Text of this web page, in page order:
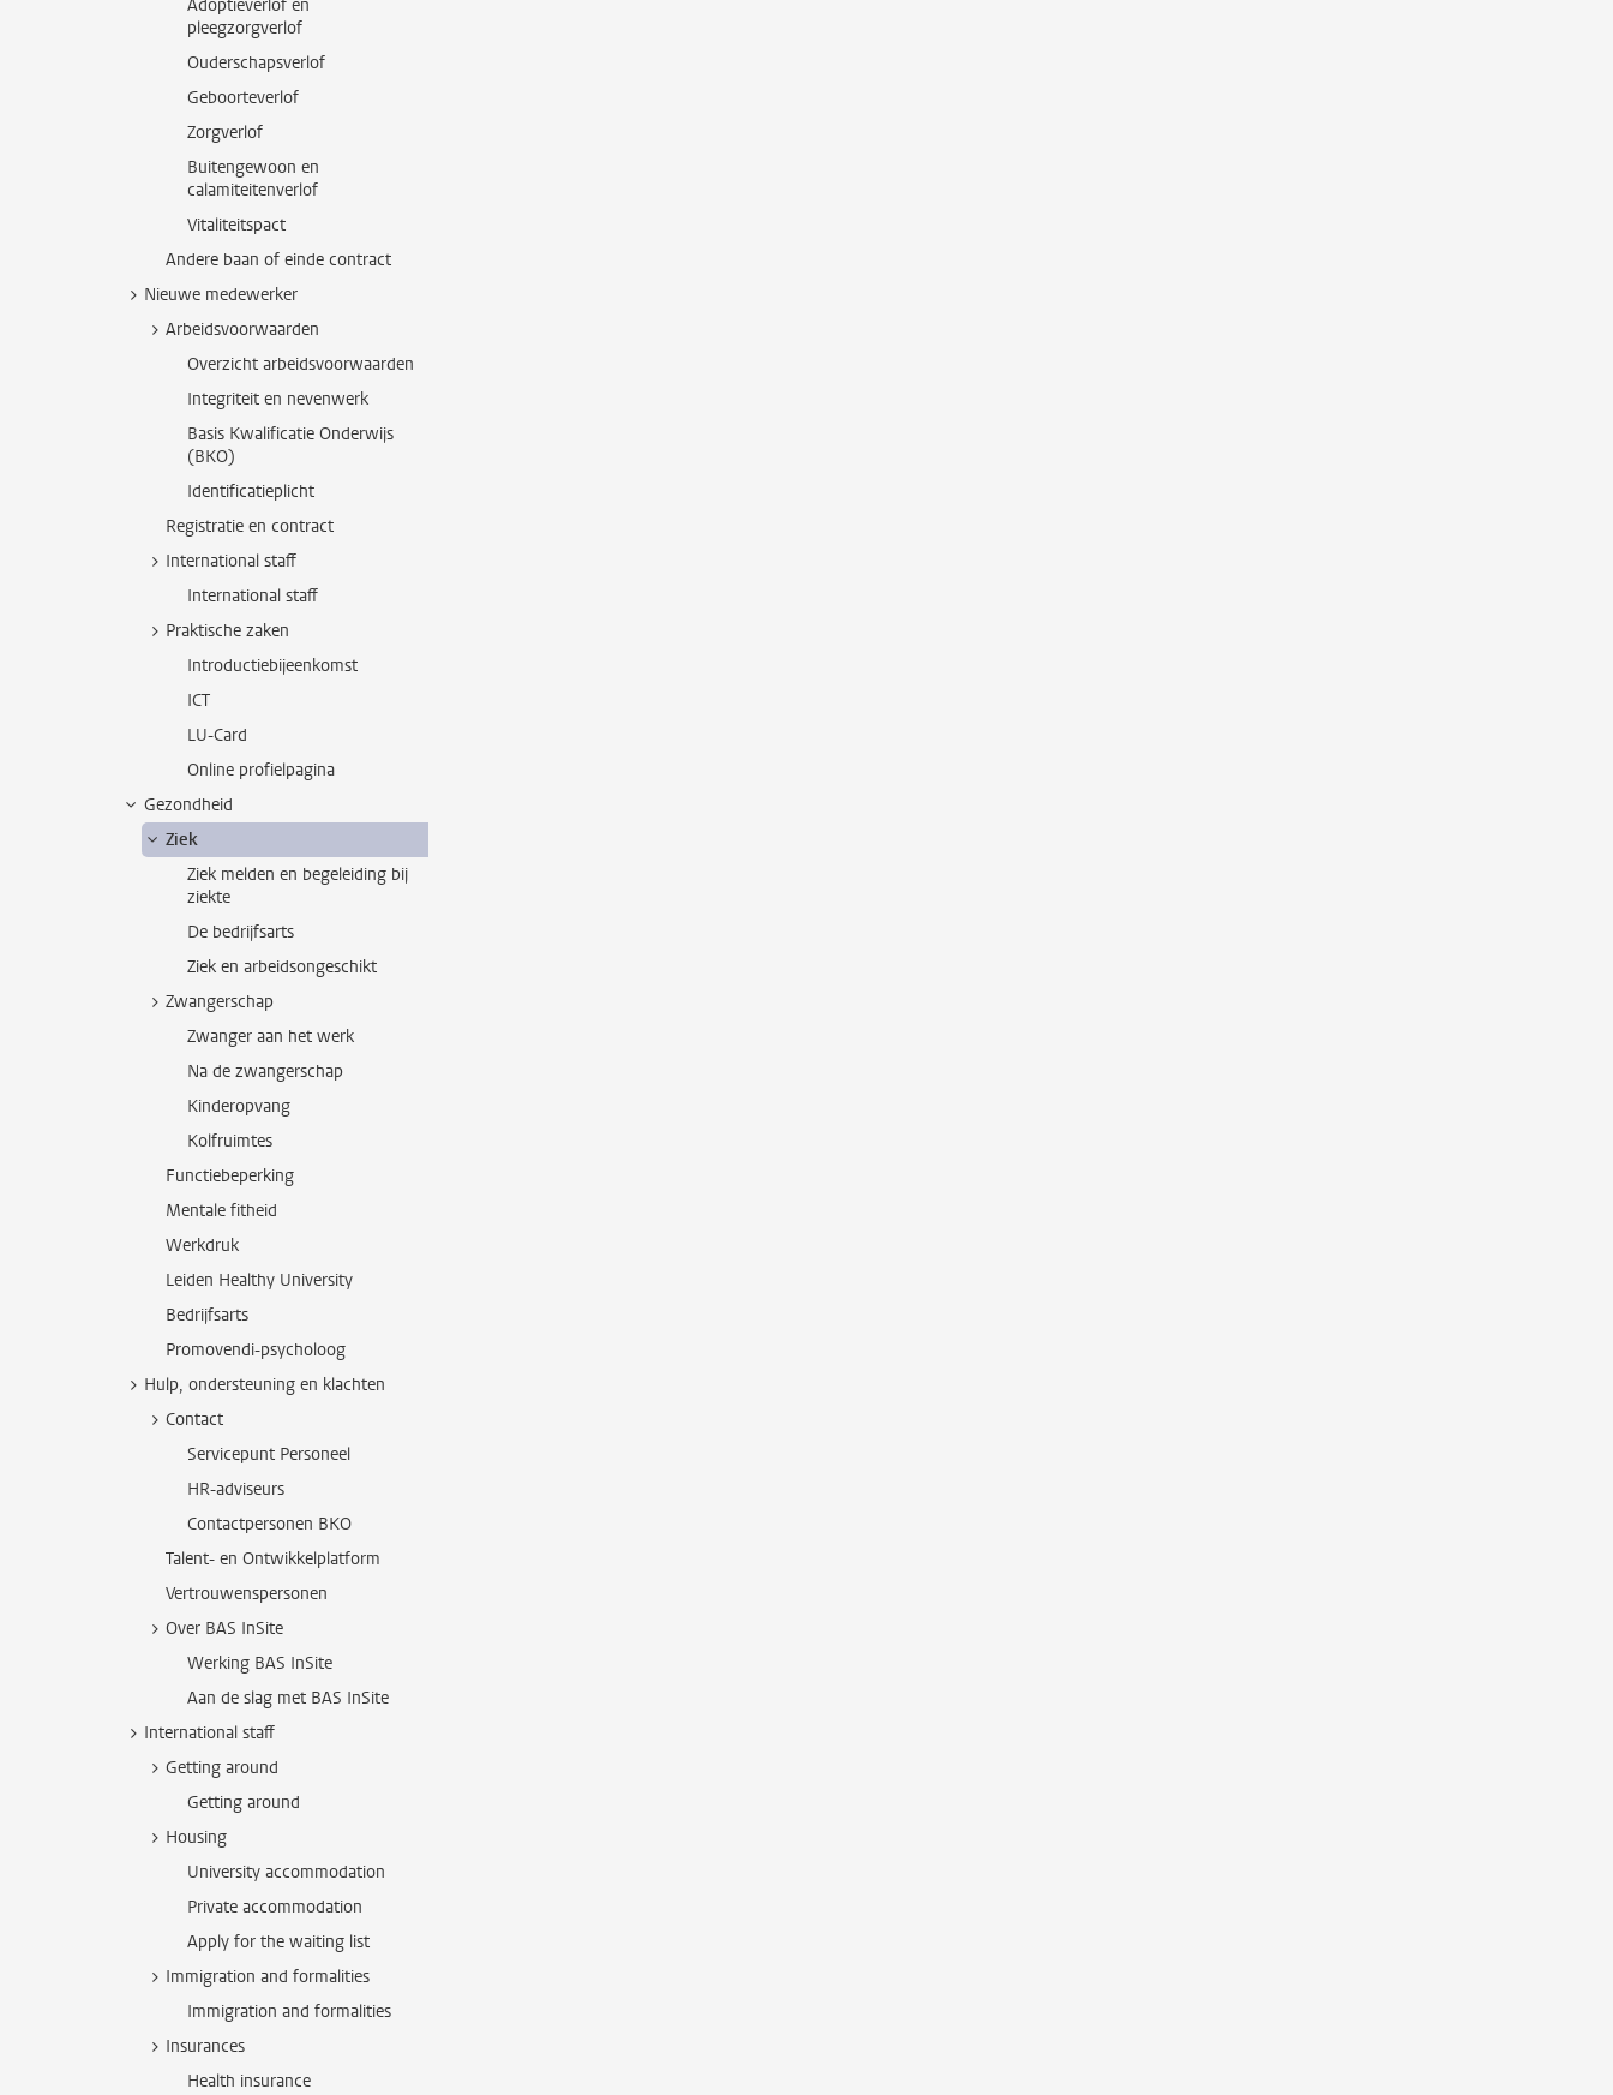
Adoptieverlof en
pleegzorgverlof
Ouderschapsverlof
Geboorteverlof
Zorgverlof
Buitengewoon en
calamiteitenverlof
Vitaliteitspact
Andere baan of einde contract
Nieuwe medewerker
Arbeidsvoorwaarden
Overzicht arbeidsvoorwaarden
Integriteit en nevenwerk
Basis Kwalificatie Onderwijs
(BKO)
Identificatieplicht
Registratie en contract
International staff
International staff
Praktische zaken
Introductiebijeenkomst
ICT
LU-Card
Online profielpagina
Gezondheid
Ziek
Ziek melden en begeleiding bij
ziekte
De bedrijfsarts
Ziek en arbeidsongeschikt
Zwangerschap
Zwanger aan het werk
Na de zwangerschap
Kinderopvang
Kolfruimtes
Functiebeperking
Mentale fitheid
Werkdruk
Leiden Healthy University
Bedrijfsarts
Promovendi-psycholoog
Hulp, ondersteuning en klachten
Contact
Servicepunt Personeel
HR-adviseurs
Contactpersonen BKO
Talent- en Ontwikkelplatform
Vertrouwenspersonen
Over BAS InSite
Werking BAS InSite
Aan de slag met BAS InSite
International staff
Getting around
Getting around
Housing
University accommodation
Private accommodation
Apply for the waiting list
Immigration and formalities
Immigration and formalities
Insurances
Health insurance